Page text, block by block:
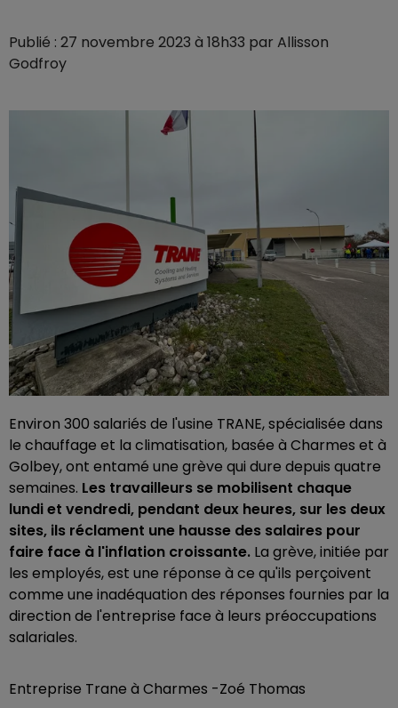
Publié : 27 novembre 2023 à 18h33 par Allisson
Godfroy
Environ 300 salariés de l'usine TRANE, spécialisée dans
le chauffage et la climatisation, basée à Charmes et à
Golbey, ont entamé une grève qui dure depuis quatre
semaines. Les travailleurs se mobilisent chaque
lundi et vendredi, pendant deux heures, sur les deux
sites, ils réclament une hausse des salaires pour
faire face à l'inflation croissante. La grève, initiée par
les employés, est une réponse à ce qu'ils perçoivent
comme une inadéquation des réponses fournies par la
direction de l'entreprise face à leurs préoccupations
salariales.
Entreprise Trane à Charmes -Zoé Thomas